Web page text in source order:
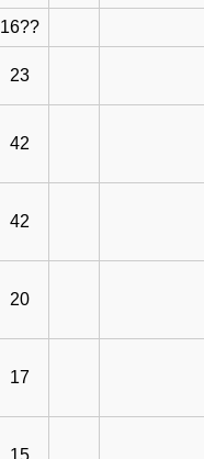
16??
23
42
42
20
17
15